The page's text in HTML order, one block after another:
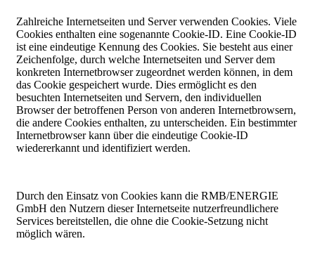
Zahlreiche Internetseiten und Server verwenden Cookies. Viele
Cookies enthalten eine sogenannte Cookie-ID. Eine Cookie-ID
ist eine eindeutige Kennung des Cookies. Sie besteht aus einer
Zeichenfolge, durch welche Internetseiten und Server dem
konkreten Internetbrowser zugeordnet werden können, in dem
das Cookie gespeichert wurde. Dies ermöglicht es den
besuchten Internetseiten und Servern, den individuellen
Browser der betroffenen Person von anderen Internetbrowsern,
die andere Cookies enthalten, zu unterscheiden. Ein bestimmter
Internetbrowser kann über die eindeutige Cookie-ID
wiedererkannt und identifiziert werden.
Durch den Einsatz von Cookies kann die RMB/ENERGIE
GmbH den Nutzern dieser Internetseite nutzerfreundlichere
Services bereitstellen, die ohne die Cookie-Setzung nicht
möglich wären.